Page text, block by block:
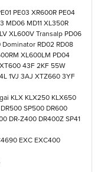
PE03 XR600R PE04
MD06 MD11 XL350R
XL600V Transalp PD06
RD02 RD08
XL600LM PD04
43F 2KF 55W
1VJ 3AJ XTZ660 3YF
KLX KLX250 KLX650
SP500 DR600
DR-Z400 DR400Z SP41
EXC EXC400